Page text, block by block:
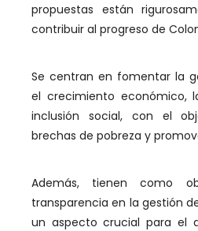
propuestas están
contribuir al progreso de
Se centran en fomentar la
el crecimiento económico,
inclusión social, con el
brechas de pobreza y
Además, tienen como
transparencia en la gestión
un aspecto crucial para el